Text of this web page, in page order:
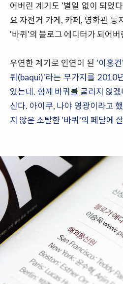
어버린 계기도 '별일 없이 되었
요 자전거 가게, 카페, 영화관 등
'바퀴'의 블로그 에디터가 되어버
우연한 계기로 인연이 된 '이홍
퀴(baqui)'라는 무가지를 2010
있는데. 함께 바퀴를 굴리지 않
신다. 아이쿠, 나야 영광이라고
지 않은 소탈한 '바퀴'의 페달에